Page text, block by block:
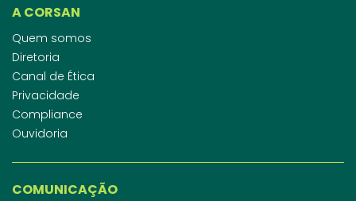
A CORSAN
Quem somos
Diretoria
Canal de Ética
Privacidade
Compliance
Ouvidoria
COMUNICAÇÃO